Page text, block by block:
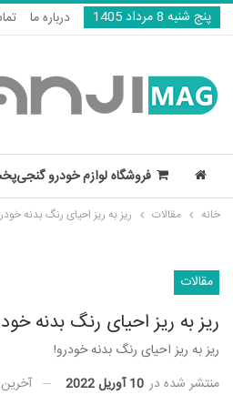
پنج شنبه 8 مرداد 1405 درباره ما
فروشگاه لوازم خودرو
خانه مقالات ریز به ریز احیای رنگ بدنه
مقالات
ریز به ریز احیای رنگ بدنه
ریز به ریز احیای رنگ بدنه خودرو!
منتشر شده در 10 آوریل 2022